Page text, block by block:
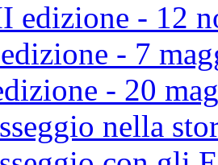
edizione - 12
- 7
- 20
nella